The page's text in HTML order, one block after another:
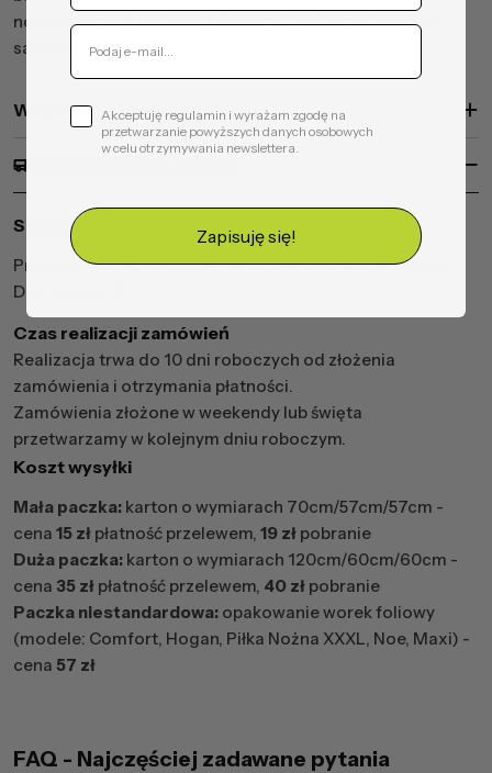
nowoczesnych pokojach dziennych, jak i tradycyjnych
salonach.
Właściwości produktu
Sposób wysyłki
Przesyłki wysyłamy za pośrednictwem firmy kurierskiej
DHL oraz UPS.
Czas realizacji zamówień
Realizacja trwa do 10 dni roboczych od złożenia
zamówienia i otrzymania płatności.
Zamówienia złożone w weekendy lub święta
przetwarzamy w kolejnym dniu roboczym.
Koszt wysyłki
Mała paczka: karton o wymiarach 70cm/57cm/57cm -
cena 15 zł płatność przelewem, 19 zł pobranie
Duża paczka: karton o wymiarach 120cm/60cm/60cm -
cena 35 zł płatność przelewem, 40 zł pobranie
Paczka niestandardowa: opakowanie worek foliowy
(modele: Comfort, Hogan, Piłka Nożna XXXL, Noe, Maxi) -
cena 57 zł
FAQ - Najczęściej zadawane pytania
Akceptuję regulamin i wyrażam zgodę na
przetwarzanie powyższych danych osobowych
w celu otrzymywania newslettera.
Zapisuję się!